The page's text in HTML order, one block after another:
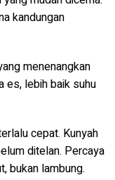
kandungan
menenangkan
es, lebih baik suhu
cepat. Kunyah
ditelan. Percaya
bukan lambung.